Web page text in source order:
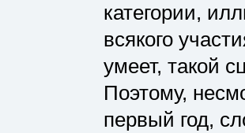
категории,
всякого
умеет, такой
Поэтому,
первый год,